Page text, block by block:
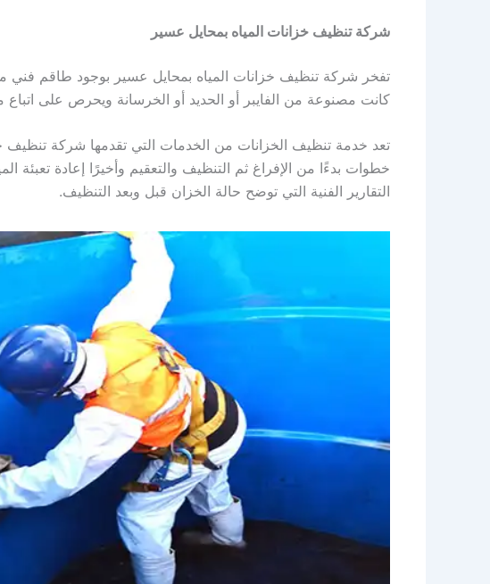
شركة تنظيف خزانات المياه بمحايل عسير
تفخر شركة تنظيف خزانات المياه بمحايل عسير بوجود طاقم فني
كانت مصنوعة من الفايبر أو الحديد أو الخرسانة ويحرص على
تعد خدمة تنظيف الخزانات من الخدمات التي تقدمها شركة
خطوات بدءًا من الإفراغ ثم التنظيف والتعقيم وأخيرًا إعادة تعبئة
التقارير الفنية التي توضح حالة الخزان قبل وبعد التنظيف.